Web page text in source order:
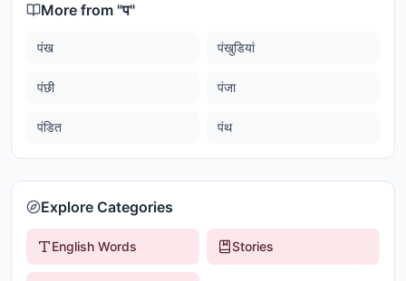
More from "प"
पंख पंखुडियां
पंछी पंजा
पंडित पंथ
Explore Categories
English Words Stories